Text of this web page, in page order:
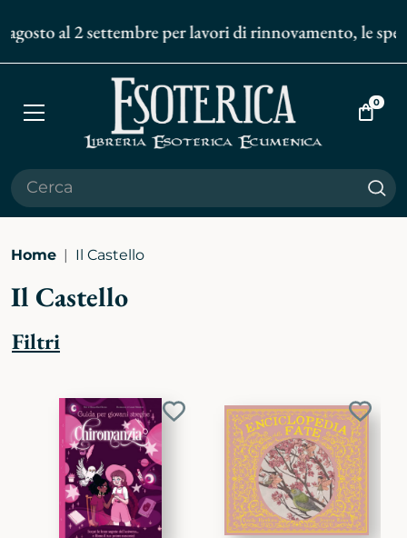
al 2 settembre per lavori di rinnovamento, le
Apri
Vai
0
Home Il Castello
Il Castello
Filtri
Aggiungi
preferiti
ai